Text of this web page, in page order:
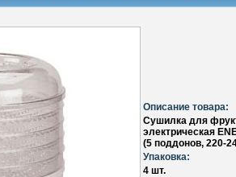
Описание товара:
Сушилка для
электрическая
(5 поддонов, 220-
Упаковка:
4 шт.